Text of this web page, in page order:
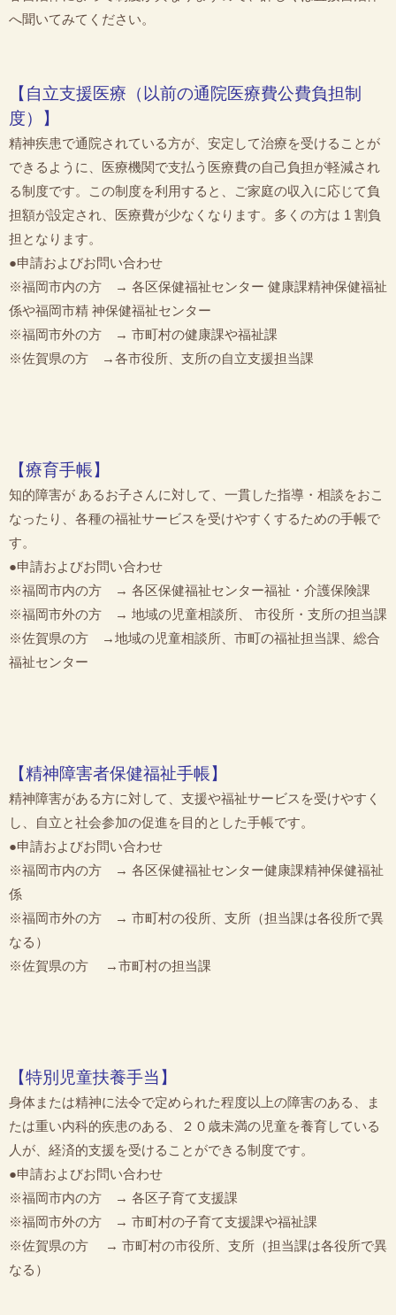
へ聞いてみてください。
【自立支援医療（以前の通院医療費公費負担制
度）】
精神疾患で通院されている方が、安定して治療を受けることが
できるように、医療機関で支払う医療費の自己負担が軽減され
る制度です。この制度を利用すると、ご家庭の収入に応じて負
担額が設定され、医療費が少なくなります。多くの方は 1 割負
担となります。
●申請およびお問い合わせ
※福岡市内の方 → 各区保健福祉センター 健康課精神保健福祉
係や福岡市精 神保健福祉センター
※福岡市外の方 → 市町村の健康課や福祉課
※佐賀県の方 →各市役所、支所の自立支援担当課
【療育手帳】
知的障害が あるお子さんに対して、一貫した指導・相談をおこ
なったり、各種の福祉サービスを受けやすくするための手帳で
す。
●申請およびお問い合わせ
※福岡市内の方 → 各区保健福祉センター福祉・介護保険課
※福岡市外の方 → 地域の児童相談所、 市役所・支所の担当課
※佐賀県の方 →地域の児童相談所、市町の福祉担当課、総合
福祉センター
【精神障害者保健福祉手帳】
精神障害がある方に対して、支援や福祉サービスを受けやすく
し、自立と社会参加の促進を目的とした手帳です。
●申請およびお問い合わせ
※福岡市内の方 → 各区保健福祉センター健康課精神保健福祉
係
※福岡市外の方 → 市町村の役所、支所（担当課は各役所で異
なる）
※佐賀県の方 →市町村の担当課
【特別児童扶養手当】
身体または精神に法令で定められた程度以上の障害のある、ま
たは重い内科的疾患のある、２０歳未満の児童を養育している
人が、経済的支援を受けることができる制度です。
●申請およびお問い合わせ
※福岡市内の方 → 各区子育て支援課
※福岡市外の方 → 市町村の子育て支援課や福祉課
※佐賀県の方 → 市町村の市役所、支所（担当課は各役所で異
なる）